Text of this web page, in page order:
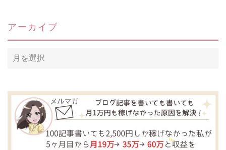
アーカイブ
ア
ー
ブ